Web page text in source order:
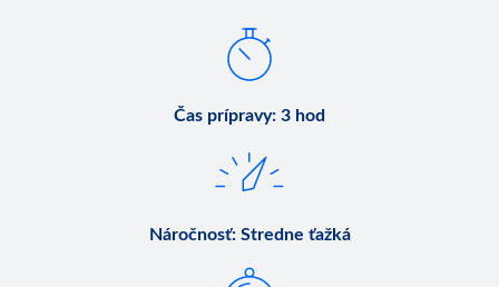
Čas prípravy: 3 hod
Náročnosť: Stredne ťažká